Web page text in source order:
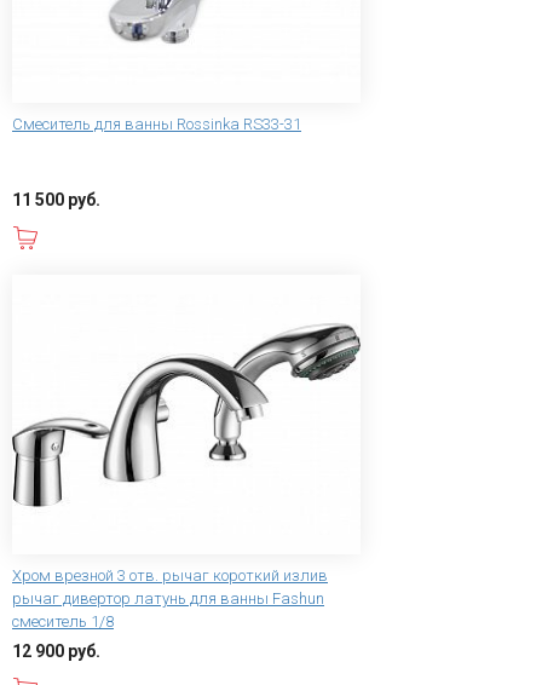
Смеситель для ванны Rossinka RS33-31
11 500 руб.
Хром врезной 3 отв. рычаг короткий излив
рычаг дивертор латунь для ванны Fashun
смеситель 1/8
12 900 руб.